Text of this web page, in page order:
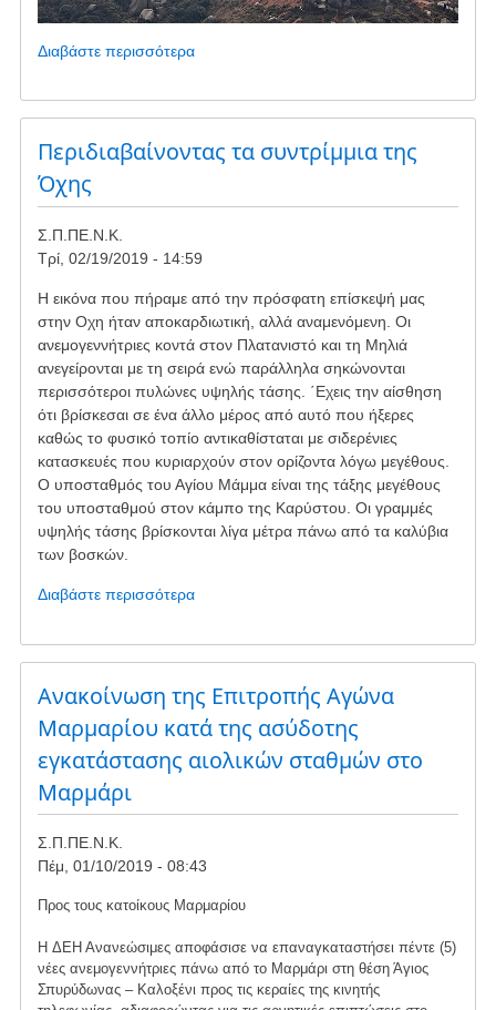
Διαβάστε περισσότεραγια
Kαβοντόρος
-
Μάιος
2019
Περιδιαβαίνοντας τα συντρίμμια της
Όχης
Σ.Π.ΠΕ.Ν.Κ.
Τρί, 02/19/2019 - 14:59
Η εικόνα που πήραμε από την πρόσφατη επίσκεψή μας
στην Οχη ήταν αποκαρδιωτική, αλλά αναμενόμενη. Οι
ανεμογεννήτριες κοντά στον Πλατανιστό και τη Μηλιά
ανεγείρονται με τη σειρά ενώ παράλληλα σηκώνονται
περισσότεροι πυλώνες υψηλής τάσης. ΄Εχεις την αίσθηση
ότι βρίσκεσαι σε ένα άλλο μέρος από αυτό που ήξερες
καθώς το φυσικό τοπίο αντικαθίσταται με σιδερένιες
κατασκευές που κυριαρχούν στον ορίζοντα λόγω μεγέθους.
Ο υποσταθμός του Αγίου Μάμμα είναι της τάξης μεγέθους
του υποσταθμού στον κάμπο της Καρύστου. Οι γραμμές
υψηλής τάσης βρίσκονται λίγα μέτρα πάνω από τα καλύβια
των βοσκών.
Διαβάστε περισσότεραγια
Περιδιαβαίνοντας
τα
συντρίμμια
της
Όχης
Aνακοίνωση της Επιτροπής Αγώνα
Μαρμαρίου κατά της ασύδοτης
εγκατάστασης αιολικών σταθμών στο
Μαρμάρι
Σ.Π.ΠΕ.Ν.Κ.
Πέμ, 01/10/2019 - 08:43
Προς τους κατοίκους Μαρμαρίου
Η ΔΕΗ Ανανεώσιμες αποφάσισε να επαναγκαταστήσει πέντε (5)
νέες ανεμογεννήτριες πάνω από το Μαρμάρι στη θέση Άγιος
Σπυρύδωνας – Καλοξένι προς τις κεραίες της κινητής